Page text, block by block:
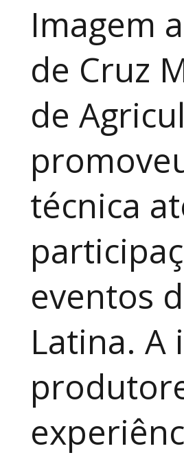
Imagem
de Cruz
de
técnica
eventos
Latina. A